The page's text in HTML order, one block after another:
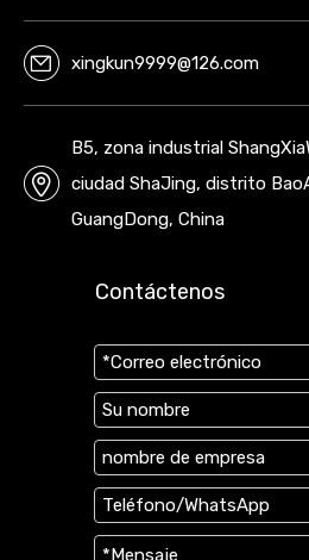
xingkun9999@126.com
B5, zona industrial
ciudad ShaJing, distrito
GuangDong, China
Contáctenos